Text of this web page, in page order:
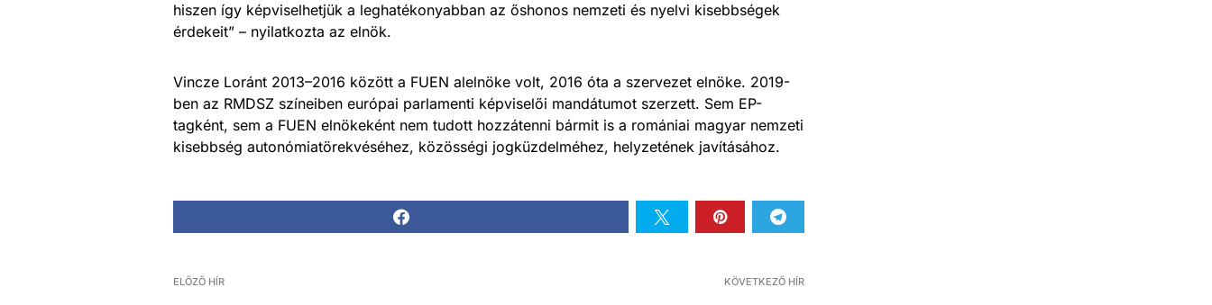
hiszen így képviselhetjük a leghatékonyabban az őshonos nemzeti és nyelvi kisebbségek
érdekeit” – nyilatkozta az elnök.
Vincze Loránt 2013–2016 között a FUEN alelnöke volt, 2016 óta a szervezet elnöke. 2019-
ben az RMDSZ színeiben európai parlamenti képviselői mandátumot szerzett. Sem EP-
tagként, sem a FUEN elnökeként nem tudott hozzátenni bármit is a romániai magyar nemzeti
kisebbség autonómiatörekvéséhez, közösségi jogküzdelméhez, helyzetének javításához.
ELŐZŐ HÍR KÖVETKEZŐ HÍR